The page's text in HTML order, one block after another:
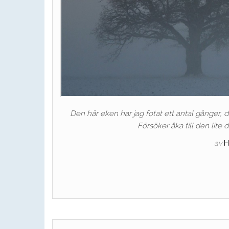
Den här eken har jag fotat ett antal gånger,
Försöker åka till den lite
av